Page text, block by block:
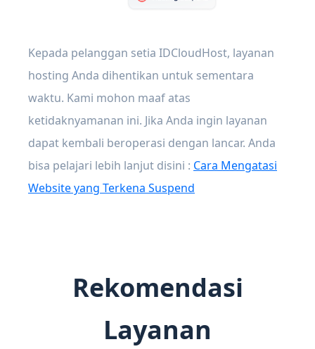
Kepada pelanggan setia IDCloudHost, layanan
hosting Anda dihentikan untuk sementara
waktu. Kami mohon maaf atas
ketidaknyamanan ini. Jika Anda ingin layanan
dapat kembali beroperasi dengan lancar. Anda
bisa pelajari lebih lanjut disini : Cara Mengatasi
Website yang Terkena Suspend
Rekomendasi
Layanan